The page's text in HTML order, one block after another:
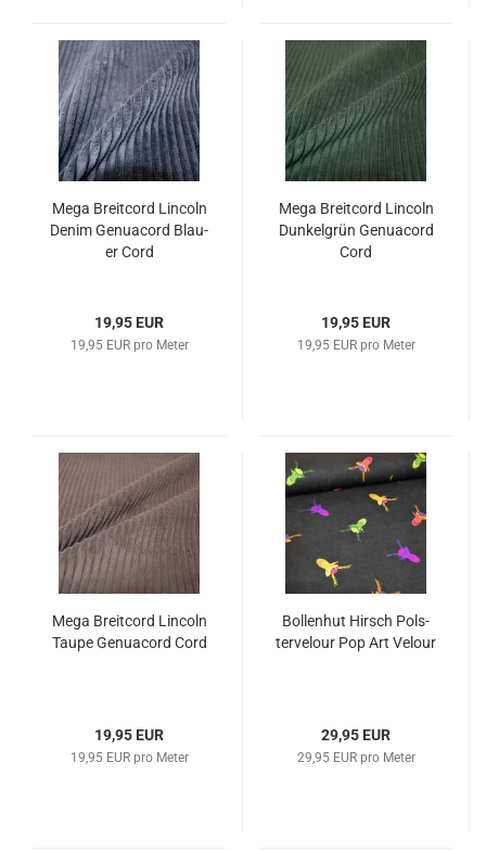
Mega Breit­cord Lin­coln
Denim Ge­nu­acord Blau­
er Cord
19,95 EUR
19,95 EUR pro Meter
Mega Breit­cord Lin­coln
Dun­kel­grün Ge­nu­acord
Cord
19,95 EUR
19,95 EUR pro Meter
Mega Breit­cord Lin­coln
Taupe Ge­nu­acord Cord
19,95 EUR
19,95 EUR pro Meter
Bol­len­hut Hirsch Pols­
ter­ve­lour Pop Art Ve­lour
29,95 EUR
29,95 EUR pro Meter